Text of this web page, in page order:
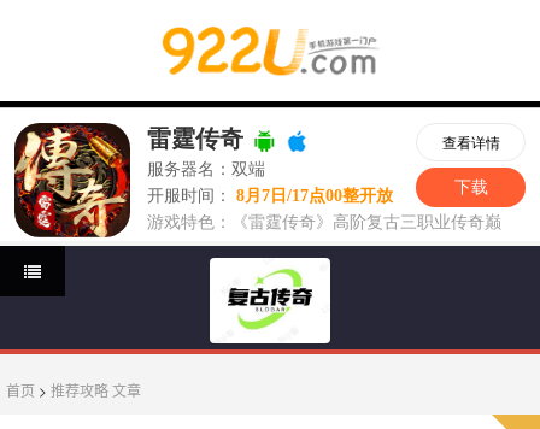
首页 > 推荐攻略文章